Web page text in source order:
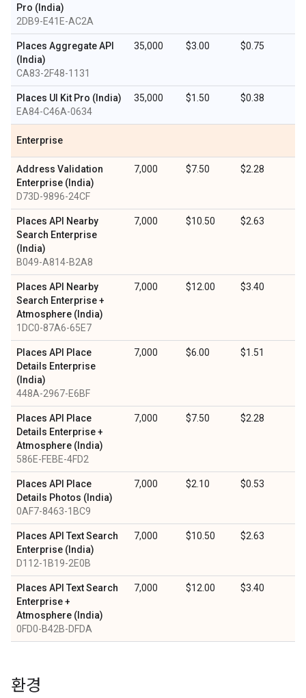
Pro (India)
2DB9-E41E-AC2A
Places Aggregate API
(India)
CA83-2F48-1131
35,000 $3.00 $0.75
Places UI Kit Pro (India)
EA84-C46A-0634
35,000 $1.50 $0.38
Enterprise
Address Validation
Enterprise (India)
D73D-9896-24CF
7,000 $7.50 $2.28
Places API Nearby
Search Enterprise
(India)
B049-A814-B2A8
7,000 $10.50 $2.63
Places API Nearby
Search Enterprise +
Atmosphere (India)
1DC0-87A6-65E7
7,000 $12.00 $3.40
Places API Place
Details Enterprise
(India)
448A-2967-E6BF
7,000 $6.00 $1.51
Places API Place
Details Enterprise +
Atmosphere (India)
586E-FEBE-4FD2
7,000 $7.50 $2.28
Places API Place
Details Photos (India)
0AF7-8463-1BC9
7,000 $2.10 $0.53
Places API Text Search
Enterprise (India)
D112-1B19-2E0B
7,000 $10.50 $2.63
Places API Text Search
Enterprise +
Atmosphere (India)
0FD0-B42B-DFDA
7,000 $12.00 $3.40
환경